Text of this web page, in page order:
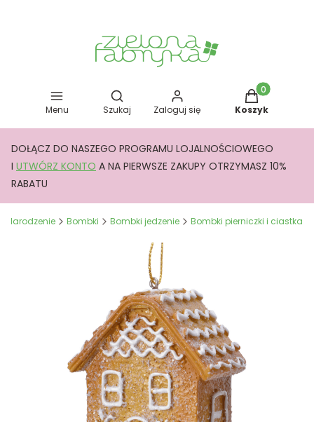
Menu
Otwórz wyszukiwarkę
Szukaj Zaloguj się
Produkty w
Koszyk
DOŁĄCZ DO NASZEGO PROGRAMU LOJALNOŚCIOWEGO
I UTWÓRZ KONTO A NA PIERWSZE ZAKUPY OTRZYMASZ 10%
RABATU
Narodzenie Bombki Bombki jedzenie Bombki pierniczki i ciastka